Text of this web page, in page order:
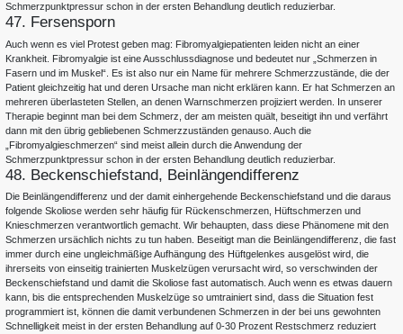
Schmerzpunktpressur schon in der ersten Behandlung deutlich reduzierbar.
47. Fersensporn
Auch wenn es viel Protest geben mag: Fibromyalgiepatienten leiden nicht an einer
Krankheit. Fibromyalgie ist eine Ausschlussdiagnose und bedeutet nur „Schmerzen in
Fasern und im Muskel“. Es ist also nur ein Name für mehrere Schmerzzustände, die der
Patient gleichzeitig hat und deren Ursache man nicht erklären kann. Er hat Schmerzen an
mehreren überlasteten Stellen, an denen Warnschmerzen projiziert werden. In unserer
Therapie beginnt man bei dem Schmerz, der am meisten quält, beseitigt ihn und verfährt
dann mit den übrig gebliebenen Schmerzzuständen genauso. Auch die
„Fibromyalgieschmerzen“ sind meist allein durch die Anwendung der
Schmerzpunktpressur schon in der ersten Behandlung deutlich reduzierbar.
48. Beckenschiefstand, Beinlängendifferenz
Die Beinlängendifferenz und der damit einhergehende Beckenschiefstand und die daraus
folgende Skoliose werden sehr häufig für Rückenschmerzen, Hüftschmerzen und
Knieschmerzen verantwortlich gemacht. Wir behaupten, dass diese Phänomene mit den
Schmerzen ursächlich nichts zu tun haben. Beseitigt man die Beinlängendifferenz, die fast
immer durch eine ungleichmäßige Aufhängung des Hüftgelenkes ausgelöst wird, die
ihrerseits von einseitig trainierten Muskelzügen verursacht wird, so verschwinden der
Beckenschiefstand und damit die Skoliose fast automatisch. Auch wenn es etwas dauern
kann, bis die entsprechenden Muskelzüge so umtrainiert sind, dass die Situation fest
programmiert ist, können die damit verbundenen Schmerzen in der bei uns gewohnten
Schnelligkeit meist in der ersten Behandlung auf 0-30 Prozent Restschmerz reduziert